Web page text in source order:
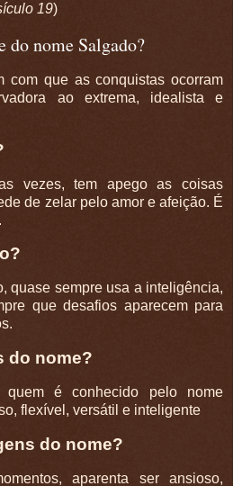
19)
do nome Salgado?
com que as conquistas ocorram
ao extrema, idealista e
vezes, tem apego as coisas
de zelar pelo amor e afeição. É
quase sempre usa a inteligência,
que desafios aparecem para
do nome?
é conhecido pelo nome
flexível, versátil e inteligente
do nome?
aparenta ser ansioso,